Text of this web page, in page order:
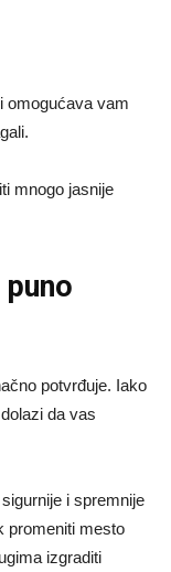
omogućava vam
mnogo jasnije
potvrđuje. Iako
da vas
i spremnije
promeniti mesto
izgraditi